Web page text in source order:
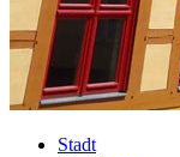
Stadt